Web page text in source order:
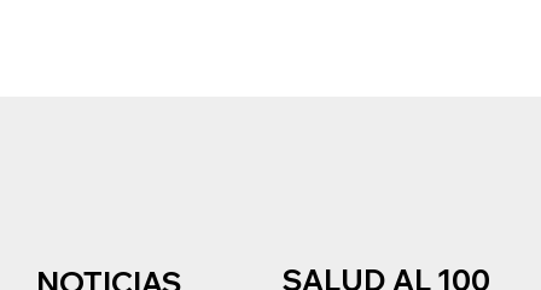
NOTICIAS SALUD AL 100